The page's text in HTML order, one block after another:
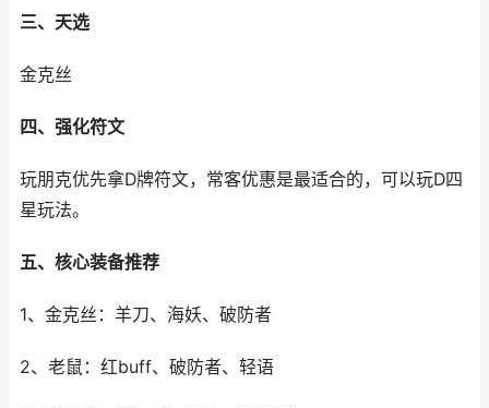
三、天选
金克丝
四、强化符文
玩朋克优先拿D牌符文，常客优惠是最适合的，可以玩D四
星玩法。
五、核心装备推荐
1、金克丝：羊刀、海妖、破防者
2、老鼠：红buff、破防者、轻语